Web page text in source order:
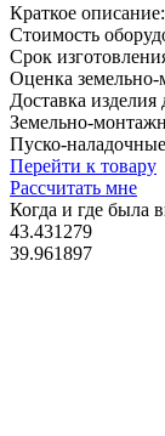
Краткое описание:
Стоимость
Срок
Оценка
Доставка изделия
Земельно-
Пуско-
Перейти к товару
Рассчитать мне
Когда и где была
43.431279
39.961897